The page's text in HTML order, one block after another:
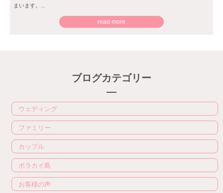
まいます。...
read more
ブログカテゴリー
ウェディング
ファミリー
カップル
ボラカイ島
お客様の声